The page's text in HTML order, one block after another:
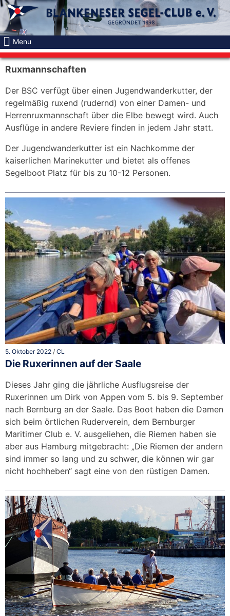
Skip
content
Menu
5. Oktober 2022 / CL
Die Ruxerinnen auf der Saale
Dieses Jahr ging die jährliche Ausflugsreise der
Ruxerinnen um Dirk von Appen vom 5. bis 9. September
nach Bernburg an der Saale. Das Boot haben die Damen
sich beim örtlichen Ruderverein, dem Bernburger
Maritimer Club e. V. ausgeliehen, die Riemen haben sie
aber aus Hamburg mitgebracht: „Die Riemen der andern
sind immer so lang und zu schwer, die können wir gar
nicht hochheben“ sagt eine von den rüstigen Damen.
Ruxmannschaften
Der BSC verfügt über einen Jugendwanderkutter, der
regelmäßig ruxend (rudernd) von einer Damen- und
Herrenruxmannschaft über die Elbe bewegt wird. Auch
Ausflüge in andere Reviere finden in jedem Jahr statt.
Der Jugendwanderkutter ist ein Nachkomme der
kaiserlichen Marinekutter und bietet als offenes
Segelboot Platz für bis zu 10-12 Personen.